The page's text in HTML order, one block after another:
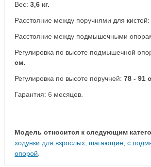
Вес: 3,6 кг.
Расстояние между поручнями для кистей:
Расстояние между подмышечными
Регулировка по высоте подмышечной
см.
Регулировка по высоте поручней: 78 - 91
Гарантия: 6 месяцев.
Модель относится к следующим
ходунки для взрослых, шагающие, с
опорой